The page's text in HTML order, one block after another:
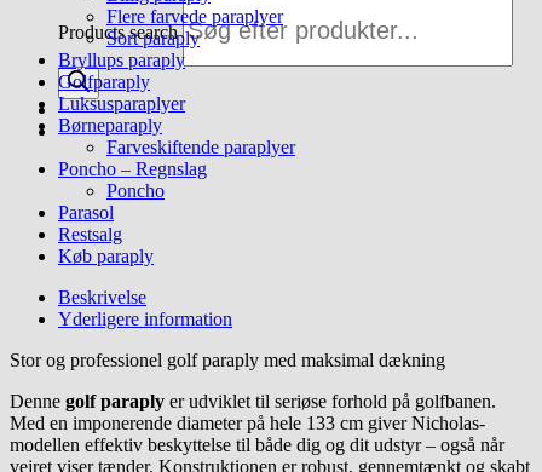
Products search
Flere farvede paraplyer
Sort paraply
Bryllups paraply
Golfparaply
Luksusparaplyer
Børneparaply
Farveskiftende paraplyer
Poncho – Regnslag
Poncho
Parasol
Restsalg
Køb paraply
Beskrivelse
Yderligere information
Stor og professionel golf paraply med maksimal dækning
Denne golf paraply er udviklet til seriøse forhold på golfbanen.
Med en imponerende diameter på hele 133 cm giver Nicholas-
modellen effektiv beskyttelse til både dig og dit udstyr – også når
vejret viser tænder. Konstruktionen er robust, gennemtænkt og skabt